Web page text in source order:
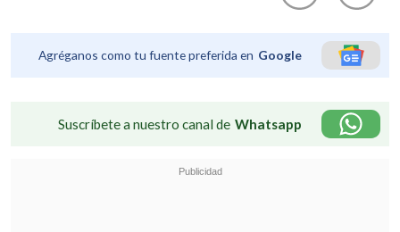
Agréganos como tu fuente preferida en Google
Suscríbete a nuestro canal de Whatsapp